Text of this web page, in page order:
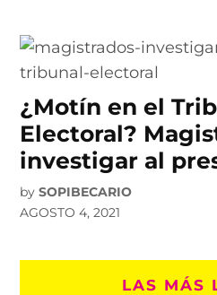
¿Motín en el
Electoral?
investigar al
by SOPIBECARIO
AGOSTO 4, 2021
LAS MÁS